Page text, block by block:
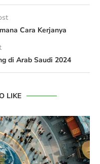
Cara Kerjanya
di Arab Saudi 2024
LIKE